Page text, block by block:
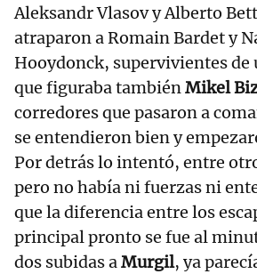
Aleksandr Vlasov y Alberto
atraparon a Romain Bardet y
Hooydonck, supervivientes de
que figuraba tambiénMikel
corredores que pasaron a
se entendieron bien y
Por detrás lo intentó, entre
pero no había ni fuerzas ni
que la diferencia entre los
principal pronto se fue al
dos subidas aMurgil, ya